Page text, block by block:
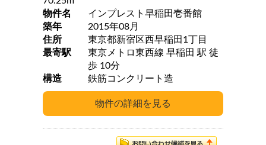
物件名
インプレスト早稲田壱番館
築年
2015年08月
住所
東京都新宿区西早稲田1丁目
最寄駅
東京メトロ東西線 早稲田 駅 徒
歩 10分
構造
鉄筋コンクリート造